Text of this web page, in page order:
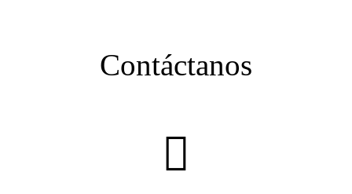
Contáctanos